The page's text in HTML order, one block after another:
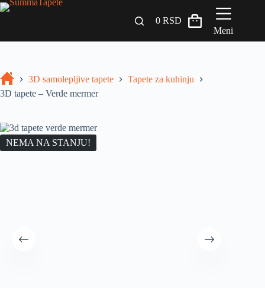
Drveni Pregradni Zidovi i Police
Građevinski materijali
0RSD
Meni
3D samolepljive tapete
Tapete za kuhinju
3D tapete – Verde mermer
NEMA NA STANJU!